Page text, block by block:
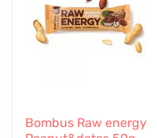
Bombus Raw energy